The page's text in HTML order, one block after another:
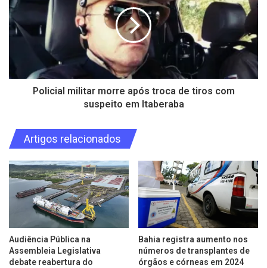
Policial militar morre após troca de tiros com
suspeito em Itaberaba
Artigos relacionados
Audiência Pública na
Assembleia Legislativa
debate reabertura do
Bahia registra aumento nos
números de transplantes de
órgãos e córneas em 2024